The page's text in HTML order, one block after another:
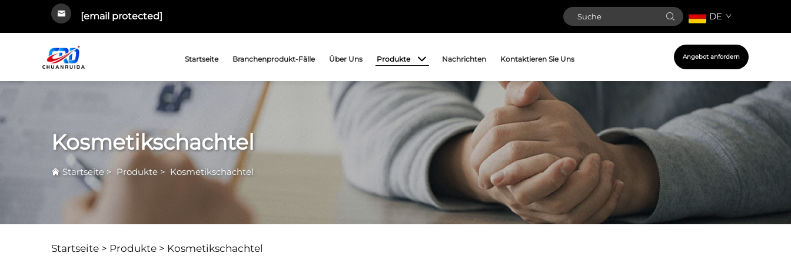
[email protected] DE
Startseite Branchenprodukt-Fälle Über Uns Produkte Nachrichten Kontaktieren Sie Uns Angebot anfordern
Kosmetikschachtel
Startseite> Produkte > Kosmetikschachtel
Startseite > Produkte > Kosmetikschachtel